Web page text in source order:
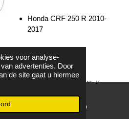
voor analyse-
advertenties. Door
de site gaat u hiermee
Honda CRF 250 R 2010-
2017
Merk: ATHENA
Een superieur kwaliteit
pakking set van Athena.
Koppakkingen zijn voorzien
van een met rubber beklede
WhatsApp